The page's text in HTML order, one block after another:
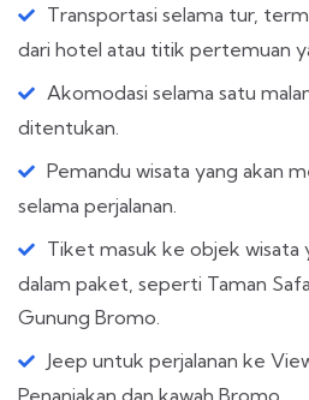
Transportasi selama tur,
dari hotel atau titik pertemuan
Akomodasi selama satu
ditentukan.
Pemandu wisata yang akan
selama perjalanan.
Tiket masuk ke objek wisata
dalam paket, seperti Taman
Gunung Bromo.
Jeep untuk perjalanan ke
Penanjakan dan kawah Bromo.